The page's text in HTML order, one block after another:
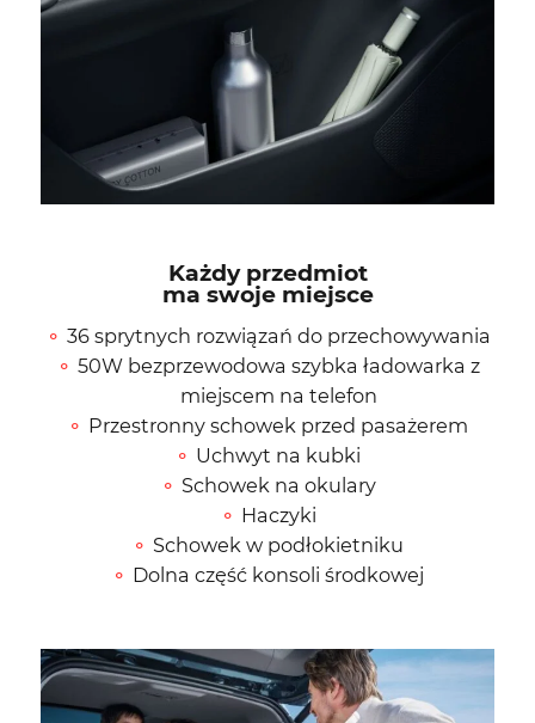
Każdy przedmiot
ma swoje miejsce
36 sprytnych rozwiązań do przechowywania
50W bezprzewodowa szybka ładowarka z
miejscem na telefon
Przestronny schowek przed pasażerem
Uchwyt na kubki
Schowek na okulary
Haczyki
Schowek w podłokietniku
Dolna część konsoli środkowej